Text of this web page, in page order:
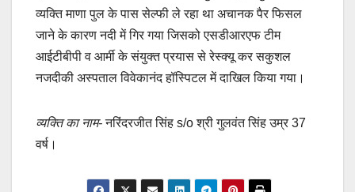
व्यक्ति माणा पुल के पास सेल्फी ले रहा था अचानक पैर फिसल
जाने के कारण नदी में गिर गया जिसको एसडीआरएफ टीम
आईटीबीपी व आर्मी के संयुक्त प्रयास से रेस्क्यू कर सकुशल
नजदीकी अस्पताल विवेकानंद हॉस्पिटल में दाखिल किया गया।
व्यक्ति का नाम-नरिंदरजीत सिंह s/o श्री गुलवंत सिंह उम्र 37
वर्ष।